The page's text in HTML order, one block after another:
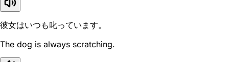
彼女はいつも叱っています。
The dog is always scratching.